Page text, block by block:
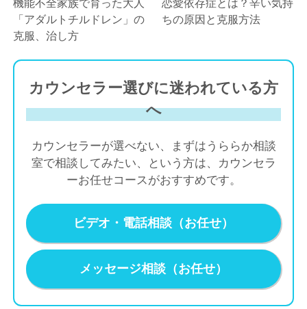
機能不全家族で育った大人
「アダルトチルドレン」の
克服、治し方
恋愛依存症とは？辛い気持
ちの原因と克服方法
カウンセラー選びに迷われている方
へ
カウンセラーが選べない、まずはうららか相談
室で相談してみたい、という方は、カウンセラ
ーお任せコースがおすすめです。
ビデオ・電話相談（お任せ）
メッセージ相談（お任せ）